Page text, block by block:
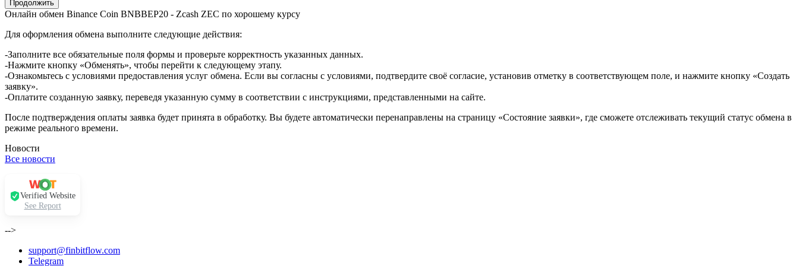
Онлайн обмен Binance Coin BNBBEP20 - Zcash ZEC по хорошему курсу
Для оформления обмена выполните следующие действия:
-Заполните все обязательные поля формы и проверьте корректность указанных данных.
-Нажмите кнопку «Обменять», чтобы перейти к следующему этапу.
-Ознакомьтесь с условиями предоставления услуг обмена. Если вы согласны с условиями, подтвердите своё согласие, установив отметку в соответствующем поле, и нажмите кнопку «Создать
заявку».
-Оплатите созданную заявку, переведя указанную сумму в соответствии с инструкциями, представленными на сайте.
После подтверждения оплаты заявка будет принята в обработку. Вы будете автоматически перенаправлены на страницу «Состояние заявки», где сможете отслеживать текущий статус обмена в
режиме реального времени.
Новости
Все новости
Verified Website
See Report
-->
support@finbitflow.com
Telegram